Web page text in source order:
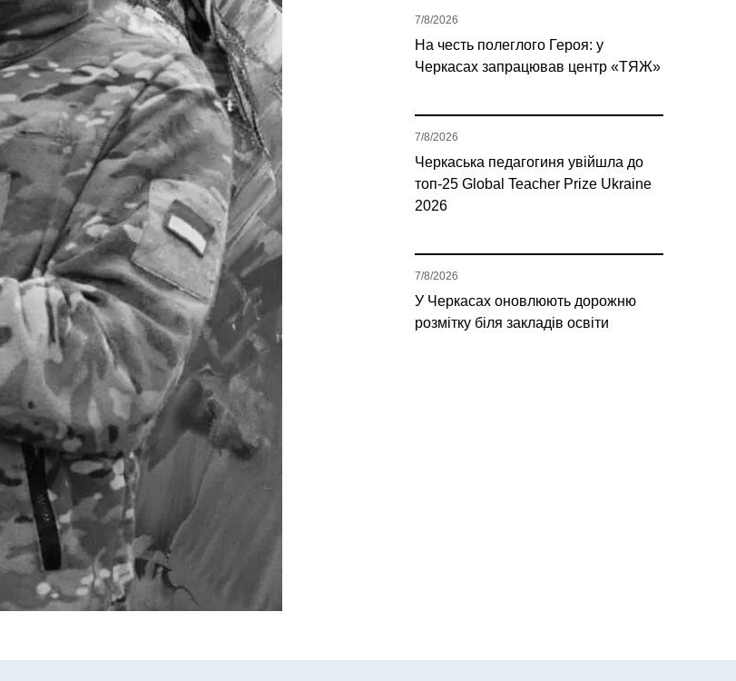
На честь полеглого Героя: у
Черкасах запрацював центр «ТЯЖ»
7/8/2026
Черкаська педагогиня увійшла до
топ-25 Global Teacher Prize Ukraine
2026
7/8/2026
У Черкасах оновлюють дорожню
розмітку біля закладів освіти
7/8/2026